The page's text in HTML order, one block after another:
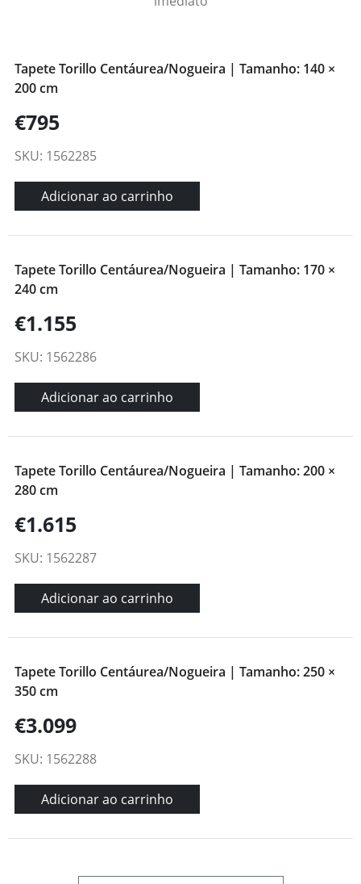
Tapete Torillo Centáurea/Nogueira | Tamanho: 140 ×
200 cm
€795
SKU: 1562285
Adicionar ao carrinho
Tapete Torillo Centáurea/Nogueira | Tamanho: 170 ×
240 cm
€1.155
SKU: 1562286
Adicionar ao carrinho
Tapete Torillo Centáurea/Nogueira | Tamanho: 200 ×
280 cm
€1.615
SKU: 1562287
Adicionar ao carrinho
Tapete Torillo Centáurea/Nogueira | Tamanho: 250 ×
350 cm
€3.099
SKU: 1562288
Adicionar ao carrinho